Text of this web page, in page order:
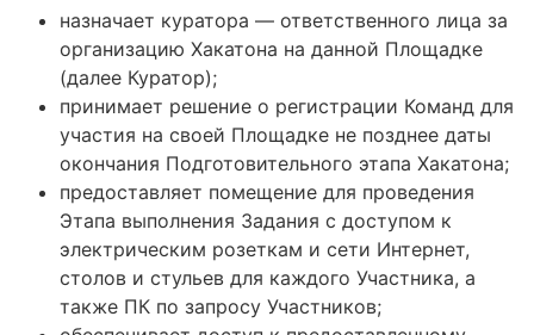
назначает куратора — ответственного лица за
организацию Хакатона на данной Площадке
(далее Куратор);
принимает решение о регистрации Команд для
участия на своей Площадке не позднее даты
окончания Подготовительного этапа Хакатона;
предоставляет помещение для проведения
Этапа выполнения Задания с доступом к
электрическим розеткам и сети Интернет,
столов и стульев для каждого Участника, а
также ПК по запросу Участников;